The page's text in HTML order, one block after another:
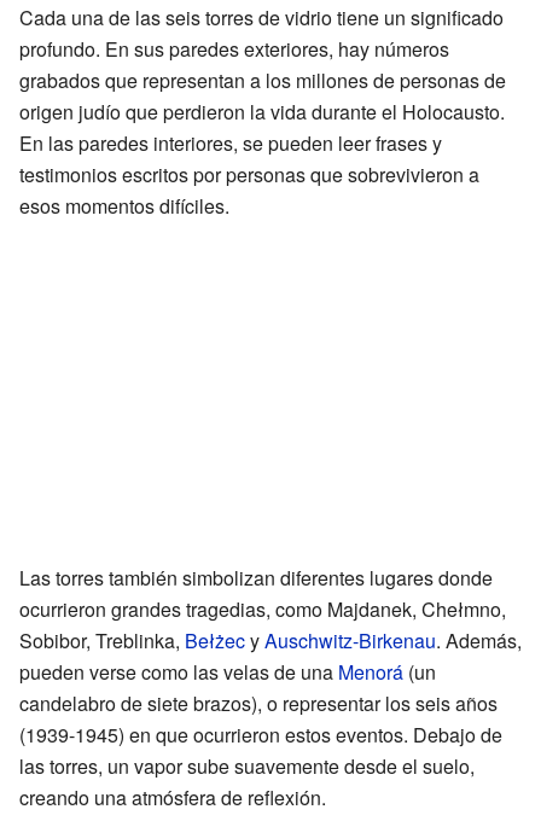
Cada una de las seis torres de vidrio tiene un significado
profundo. En sus paredes exteriores, hay números
grabados que representan a los millones de personas de
origen judío que perdieron la vida durante el Holocausto.
En las paredes interiores, se pueden leer frases y
testimonios escritos por personas que sobrevivieron a
esos momentos difíciles.
Las torres también simbolizan diferentes lugares donde
ocurrieron grandes tragedias, como Majdanek, Chełmno,
Sobibor, Treblinka, BełżecyAuschwitz-Birkenau. Además,
pueden verse como las velas de una Menorá (un
candelabro de siete brazos), o representar los seis años
(1939-1945) en que ocurrieron estos eventos. Debajo de
las torres, un vapor sube suavemente desde el suelo,
creando una atmósfera de reflexión.